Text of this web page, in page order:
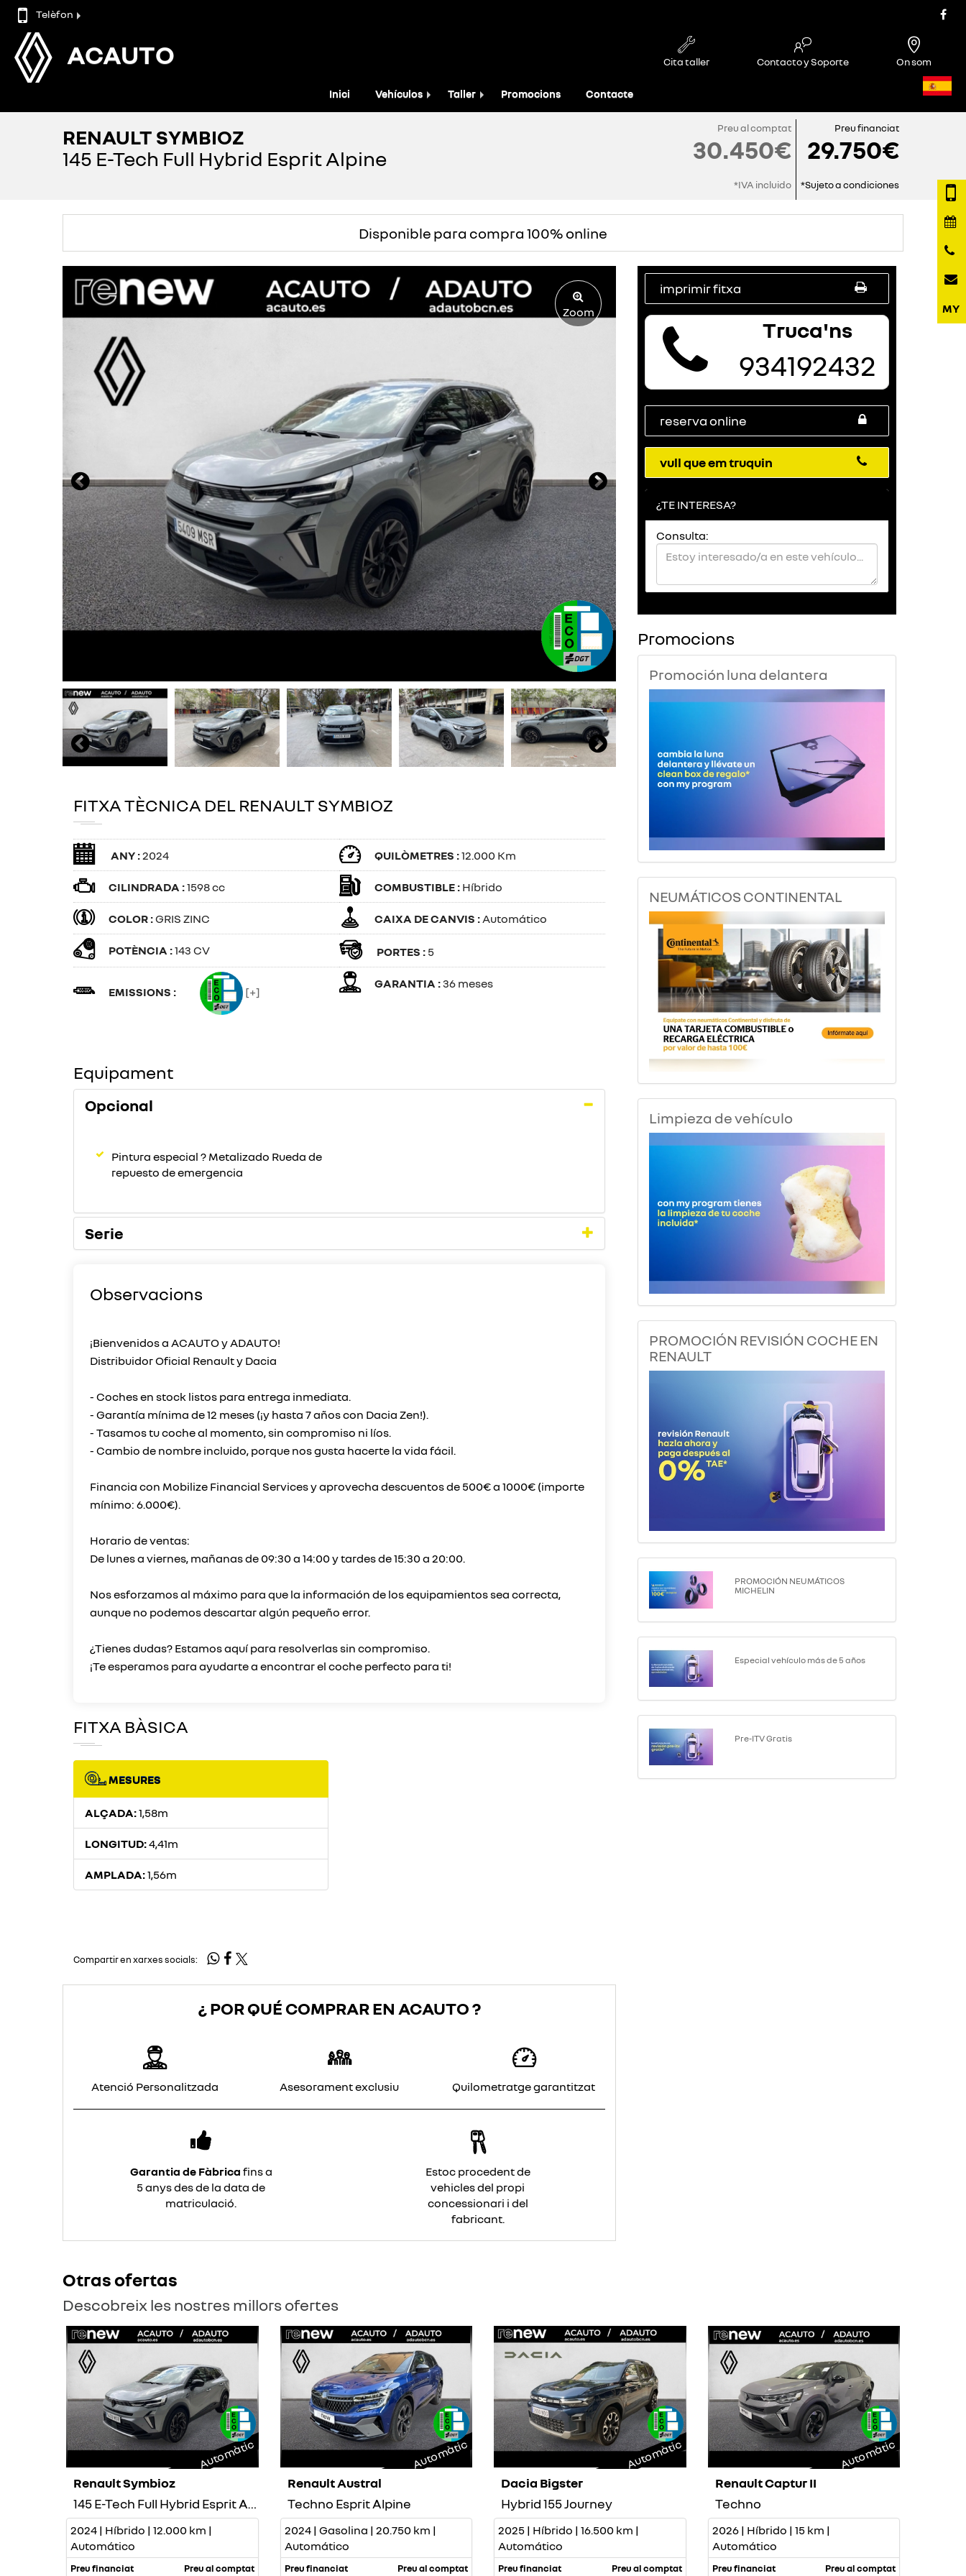
Telèfon
ACAUTO Cita taller Contacto y Soporte On som
Inici Vehículos Taller Promocions Contacte
RENAULT SYMBIOZ
145 E-Tech Full Hybrid Esprit Alpine
Preu al comptat
30.450€
*IVA incluido
Preu financiat
29.750€
*Sujeto a condiciones
Disponible para compra 100% online
Zoom
FITXA TÈCNICA DEL RENAULT SYMBIOZ
ANY :2024 QUILÒMETRES :12.000 Km
CILINDRADA :1598 cc COMBUSTIBLE : Híbrido
COLOR :GRIS ZINC CAIXA DE CANVIS :Automático
POTÈNCIA :143 CV PORTES : 5
EMISSIONS : [+]
GARANTIA :36 meses
Equipament
Opcional
Pintura especial ? Metalizado Rueda de
repuesto de emergencia
Serie
Observacions
¡Bienvenidos a ACAUTO y ADAUTO!
Distribuidor Oficial Renault y Dacia
- Coches en stock listos para entrega inmediata.
- Garantía mínima de 12 meses (¡y hasta 7 años con Dacia Zen!).
- Tasamos tu coche al momento, sin compromiso ni líos.
- Cambio de nombre incluido, porque nos gusta hacerte la vida fácil.
Financia con Mobilize Financial Services y aprovecha descuentos de 500€ a 1000€ (importe
mínimo: 6.000€).
Horario de ventas:
De lunes a viernes, mañanas de 09:30 a 14:00 y tardes de 15:30 a 20:00.
Nos esforzamos al máximo para que la información de los equipamientos sea correcta,
aunque no podemos descartar algún pequeño error.
¿Tienes dudas? Estamos aquí para resolverlas sin compromiso.
FITXA BÀSICA
MESURES
ALÇADA:1,58m
LONGITUD:4,41m
AMPLADA:1,56m
Compartir en xarxes socials:
¿ POR QUÉ COMPRAR EN ACAUTO ?
Atenció Personalitzada Asesorament exclusiu Quilometratge garantitzat
Garantia de Fàbrica fins a
5 anys des de la data de
matriculació.
Estoc procedent de
vehicles del propi
concessionari i del
fabricant.
imprimir fitxa
Truca'ns
934192432
reserva online
vull que em truquin
¿TE INTERESA?
Consulta:
Promocions
Promoción luna delantera
NEUMÁTICOS CONTINENTAL
Limpieza de vehículo
PROMOCIÓN REVISIÓN COCHE EN
RENAULT
PROMOCIÓN NEUMÁTICOS
MICHELIN
Especial vehículo más de 5 años
Pre-ITV Gratis
Otras ofertas
Descobreix les nostres millors ofertes
Automàtic
Renault Symbioz
145 E-Tech Full Hybrid Esprit Alpine
2024 | Híbrido | 12.000 km |
Automático
Preu financiat Preu al comptat
Automàtic
Renault Austral
Techno Esprit Alpine
2024 | Gasolina | 20.750 km |
Automático
Preu financiat Preu al comptat
Automàtic
Dacia Bigster
Hybrid 155 Journey
2025 | Híbrido | 16.500 km |
Automático
Preu financiat Preu al comptat
Automàtic
Renault Captur II
Techno
2026 | Híbrido | 15 km |
Automático
Preu financiat Preu al comptat